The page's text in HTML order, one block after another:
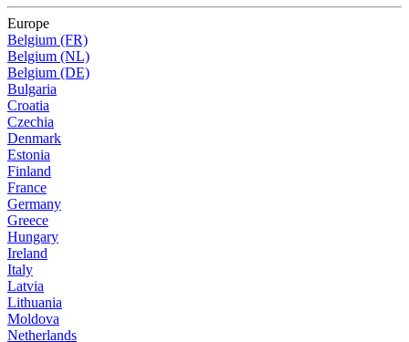
Europe
Belgium (FR)
Belgium (NL)
Belgium (DE)
Bulgaria
Croatia
Czechia
Denmark
Estonia
Finland
France
Germany
Greece
Hungary
Ireland
Italy
Latvia
Lithuania
Moldova
Netherlands